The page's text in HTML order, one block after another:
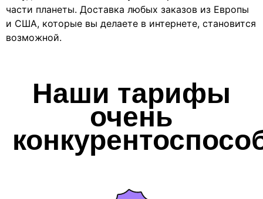
части планеты. Доставка любых заказов из Европы
и США, которые вы делаете в интернете, становится
возможной.
Наши тарифы
очень